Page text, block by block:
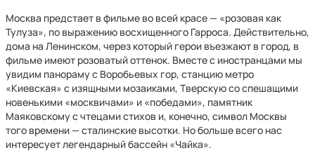
Москва предстает в фильме во всей красе — «розовая как
Тулуза», по выражению восхищенного Гарроса. Действительно,
дома на Ленинском, через который герои въезжают в город, в
фильме имеют розоватый оттенок. Вместе с иностранцами мы
увидим панораму с Воробьевых гор, станцию метро
«Киевская» с изящными мозаиками, Тверскую со спешащими
новенькими «москвичами» и «победами», памятник
Маяковскому с чтецами стихов и, конечно, символ Москвы
того времени — сталинские высотки. Но больше всего нас
интересует легендарный бассейн «Чайка».